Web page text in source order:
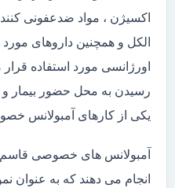
اکسیژن ، مواد ضدعفونی کننده
الکل و همچنین داروهای
اورژانسی مورد استفاده قرار
رسیدن به محل حضور بیمار و
یکی از کارهای آمبولانس
آمبولانس های خصوصی قاسم
انجام می دهند که به عنوان